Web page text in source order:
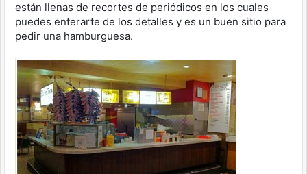
están llenas de recortes de periódicos en los cuales
puedes enterarte de los detalles y es un buen sitio para
pedir una hamburguesa.